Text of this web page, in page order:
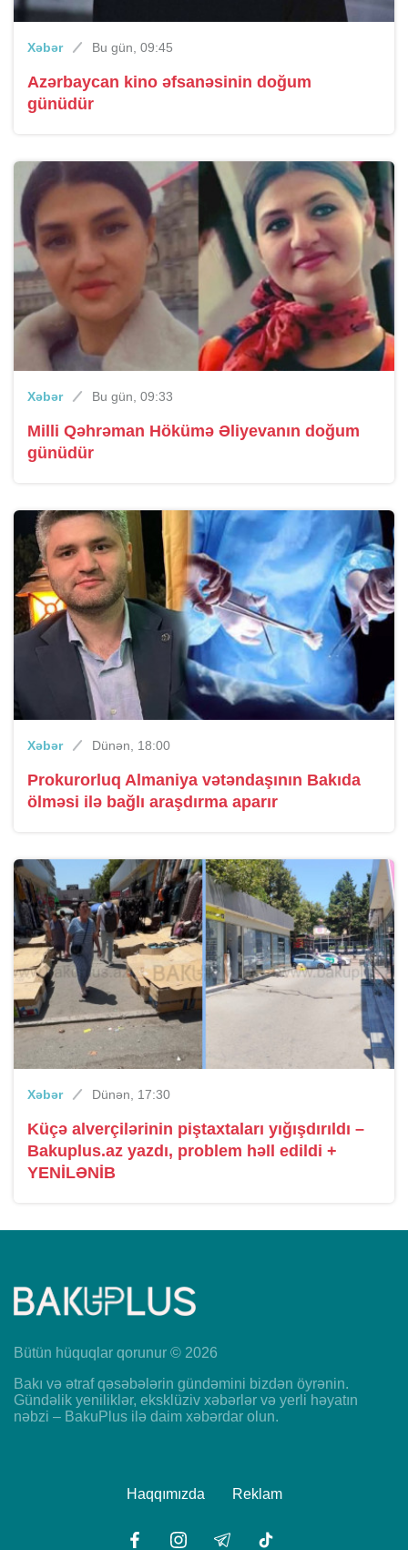
Xəbər Bu gün, 09:45
Azərbaycan kino əfsanəsinin doğum
günüdür
Xəbər Bu gün, 09:33
Milli Qəhrəman Hökümə Əliyevanın doğum
günüdür
Xəbər Dünən, 18:00
Prokurorluq Almaniya vətəndaşının Bakıda
ölməsi ilə bağlı araşdırma aparır
Xəbər Dünən, 17:30
Küçə alverçilərinin piştaxtaları yığışdırıldı –
Bakuplus.az yazdı, problem həll edildi +
YENİLƏNİB
Bütün hüquqlar qorunur © 2026
Bakı və ətraf qəsəbələrin gündəmini bizdən öyrənin.
Gündəlik yeniliklər, eksklüziv xəbərlər və yerli həyatın
nəbzi – BakuPlus ilə daim xəbərdar olun.
Haqqımızda Reklam